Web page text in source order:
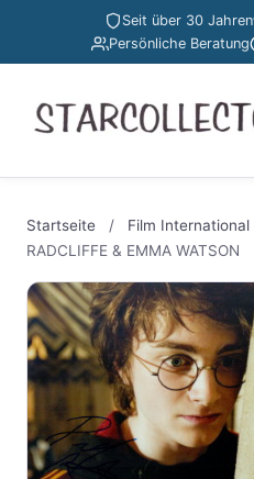
Seit über 30 Jahren
Persönliche Beratung
Startseite / Film International
RADCLIFFE & EMMA WATSON